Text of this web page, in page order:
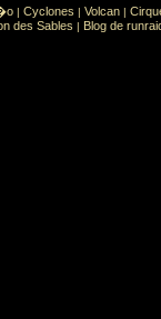
| Cyclones | Volcan |
des Sables | Blog de